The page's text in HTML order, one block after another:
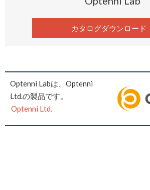
カタログダウンロード
Optenni Labは、Optenni
Ltd.の製品です。
Optenni Ltd.